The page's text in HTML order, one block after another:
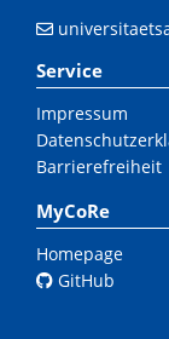
Service
Impressum
Barrierefreiheit
MyCoRe
Homepage
GitHub